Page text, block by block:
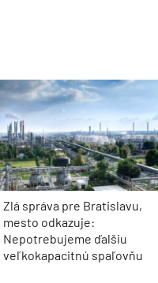
Zlá správa pre Bratislavu,
mesto odkazuje:
Nepotrebujeme ďalšiu
veľkokapacitnú spaľovňu